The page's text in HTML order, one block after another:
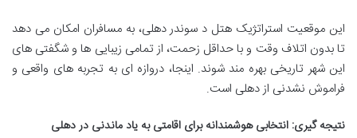
این موقعیت استراتژیک هتل د سوندر دهلی، به مسافران امکان می دهد
تا بدون اتلاف وقت و با حداقل زحمت، از تمامی زیبایی ها و شگفتی های
این شهر تاریخی بهره مند شوند. اینجا، دروازه ای به تجربه های واقعی و
فراموش نشدنی از دهلی است.
نتیجه گیری: انتخابی هوشمندانه برای اقامتی به یاد ماندنی در دهلی